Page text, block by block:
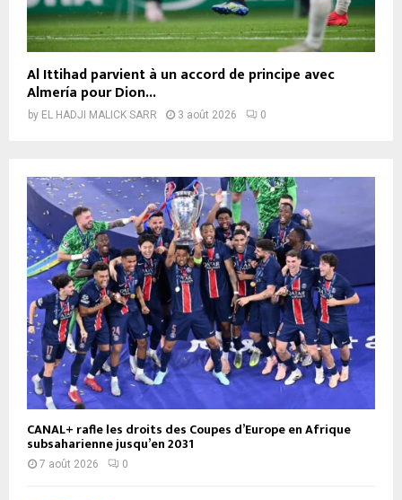
Al Ittihad parvient à un accord de principe avec
Almería pour Dion...
by EL HADJI MALICK SARR 3 août 2026 0
CANAL+ rafle les droits des Coupes d’Europe en Afrique
subsaharienne jusqu’en 2031
7 août 2026 0